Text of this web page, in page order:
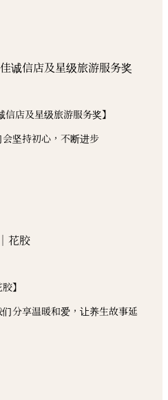
信店及星级旅游服务奖】
坚持初心，不断进步
】
分享温暖和爱，让养生故事延